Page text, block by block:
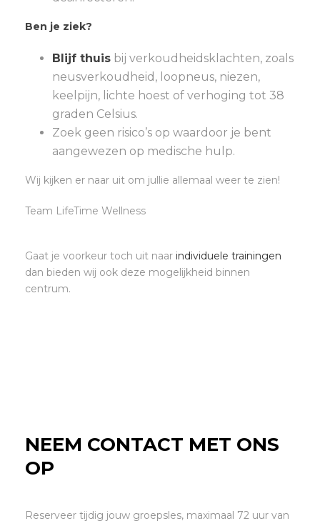
Ben je ziek?
Blijf thuisbij verkoudheidsklachten, zoals
neusverkoudheid, loopneus, niezen,
keelpijn, lichte hoest of verhoging tot 38
graden Celsius.
Zoek geen risico’s op waardoor je bent
aangewezen op medische hulp.
Wij kijken er naar uit om jullie allemaal weer te zien!
Team LifeTime Wellness
Gaat je voorkeur toch uit naar individuele trainingen
dan bieden wij ook deze mogelijkheid binnen
centrum.
NEEM CONTACT MET ONS
OP
Reserveer tijdig jouw groepsles, maximaal 72 uur van